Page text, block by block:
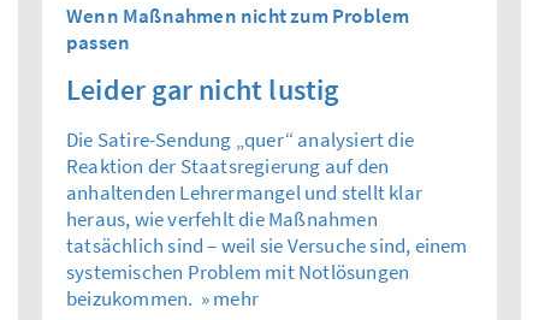
Wenn Maßnahmen nicht zum Problem
passen
Leider gar nicht lustig
Die Satire-Sendung „quer“ analysiert die
Reaktion der Staatsregierung auf den
anhaltenden Lehrermangel und stellt klar
heraus, wie verfehlt die Maßnahmen
tatsächlich sind – weil sie Versuche sind, einem
systemischen Problem mit Notlösungen
beizukommen. » mehr